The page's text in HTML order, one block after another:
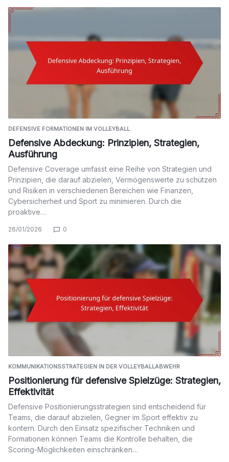
DEFENSIVE FORMATIONEN IM VOLLEYBALL
Defensive Abdeckung: Prinzipien, Strategien,
Ausführung
Defensive Coverage umfasst eine Reihe von Strategien und
Prinzipien, die darauf abzielen, Vermögenswerte zu schützen
und Risiken in verschiedenen Bereichen wie Finanzen,
Cybersicherheit und Sport zu minimieren. Durch die
proaktive…
26/01/2026 0
KOMMUNIKATIONSSTRATEGIEN IN DER VOLLEYBALLABWEHR
Positionierung für defensive Spielzüge: Strategien,
Effektivität
Defensive Positionierungsstrategien sind entscheidend für
Teams, die darauf abzielen, Gegner im Sport effektiv zu
kontern. Durch den Einsatz spezifischer Techniken und
Formationen können Teams die Kontrolle behalten, die
Scoring-Möglichkeiten einschränken…